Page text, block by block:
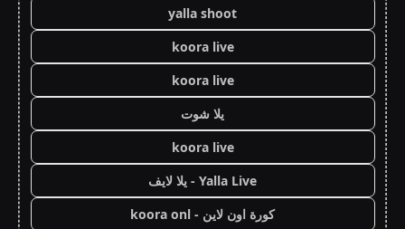
yalla shoot
koora live
koora live
يلا شوت
koora live
Yalla Live - يلا لايف
كورة اون لاين - koora onl